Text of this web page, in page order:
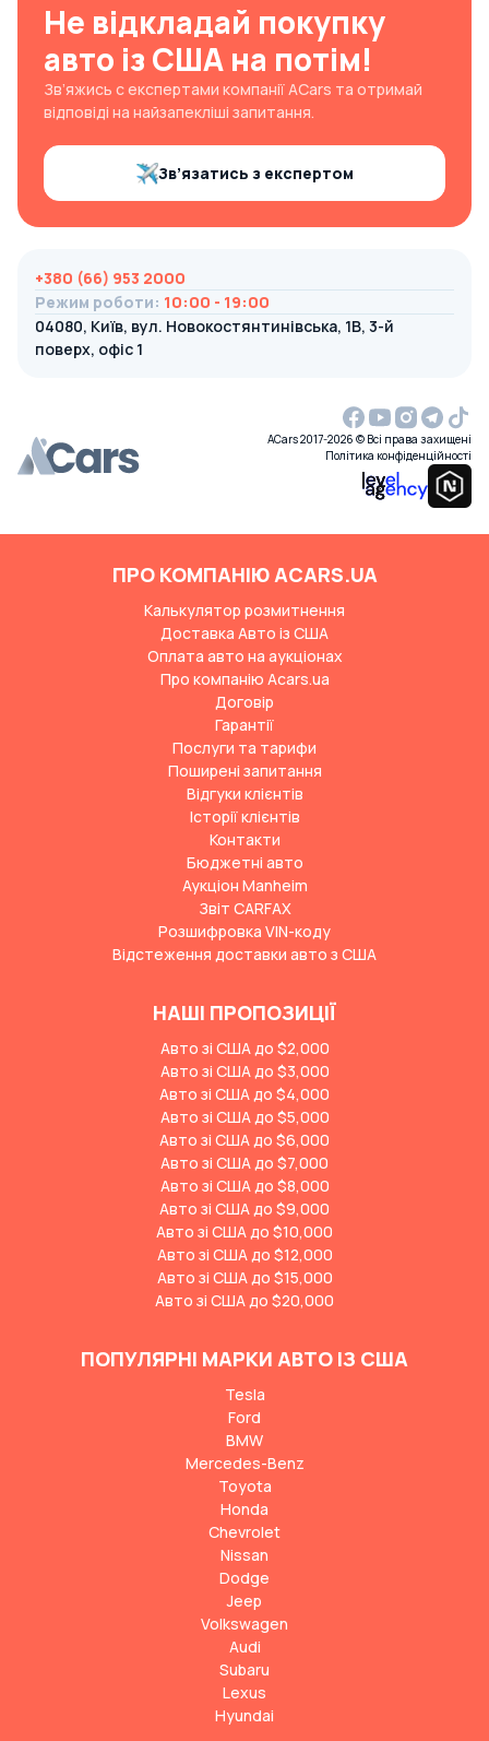
Не відкладай покупку
авто із США на потім!
Зв’яжись с експертами компанії ACars та отримай
відповіді на найзапекліші запитання.
Зв’язатись з експертом
+380 (66) 953 2000
Режим роботи: 10:00 - 19:00
04080, Київ, вул. Новокостянтинівська, 1В, 3-й
поверх, офіс 1
ACars 2017-2026 © Всі права захищені
Політика конфіденційності
ПРО КОМПАНІЮ ACARS.UA
Калькулятор розмитнення
Доставка Авто із США
Оплата авто на аукціонах
Про компанію Acars.ua
Договір
Гарантії
Послуги та тарифи
Поширені запитання
Відгуки клієнтів
Історії клієнтів
Контакти
Бюджетні авто
Аукціон Manheim
Звіт CARFAX
Розшифровка VIN-коду
Відстеження доставки авто з США
НАШІ ПРОПОЗИЦІЇ
Авто зі США до $2,000
Авто зі США до $3,000
Авто зі США до $4,000
Авто зі США до $5,000
Авто зі США до $6,000
Авто зі США до $7,000
Авто зі США до $8,000
Авто зі США до $9,000
Авто зі США до $10,000
Авто зі США до $12,000
Авто зі США до $15,000
Авто зі США до $20,000
ПОПУЛЯРНІ МАРКИ АВТО ІЗ США
Tesla
Ford
BMW
Mercedes-Benz
Toyota
Honda
Chevrolet
Nissan
Dodge
Jeep
Volkswagen
Audi
Subaru
Lexus
Hyundai